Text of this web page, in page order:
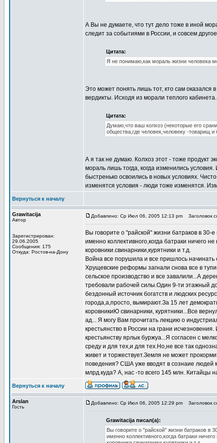
А Вы не думаете, что тут дело тоже в иной
следит за событиями в России, и совсем
Цитата:
Я не понимаю,как мораль жизни человека
Это может понять лишь тот, кто сам оказался
вердикты. Исходя из морали теплого кабинета.
Цитата:
Думаю,что ваш колхоз (некоторые его
общества,где человек,человеку -товарищ и
А я так не думаю. Колхоз этот - тоже продукт
мораль лишь тогда, когда изменились
быстренько освоились в новых условиях.
изменятся условия - люди тоже изменятся.
Вернуться к началу
Grawitacija
Автор
Зарегистрирован:
29.06.2005
Сообщения: 175
Откуда: Ростов-на-Дону
Добавлено: Ср Июл 06, 2005 12:13 pm Заголовок
Вы говорите о "райской" жизни батраков в 30-
именно коллективного,когда батраки ничего
коровники.свинарники,курятники и т.д.
Война все порушила и все пришлось начинать
Хрущевские реформы загнали снова все в
сельское производство и все завалили...А
требовали рабочей силы.Один 9-ти этажный
бездонный источник богатств и людских
города,а,просто, вымирают.За 15 лет
коровникиЮ свинарники, курятники...Все
ад... Я могу Вам прочитать лекцию о
крестьянство в России на грани
крестьянству ярлык буржуа...Я согласен с
среду и для тех,и для тех.Но,не все так
живет и торжествует.Земля не может
поведения? США уже вводят в сознаие
млрд.куда? А, нас -то всего 145 млн. Китайцы
Вернуться к началу
Arslan
Гость
Добавлено: Ср Июл 06, 2005 12:29 pm Заголовок
Grawitacija писал(а):
Вы говорите о "райской" жизни батраков в
именно коллективного,когда батраки